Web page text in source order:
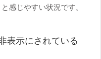
感じやすい状況です。
表示にされている